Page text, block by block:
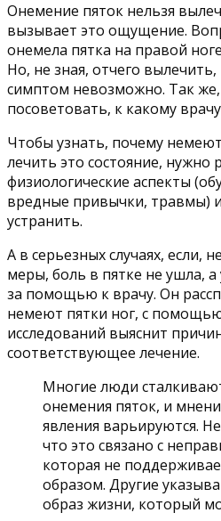
Онемение пяток нельзя
вызывает это ощущение.
онемела пятка на правой
Но, не зная, отчего
симптом невозможно. Так же,
посоветовать, к какому
Чтобы узнать, почему
лечить это состояние,
физиологические аспекты
вредные привычки, травмы)
устранить.
А в серьезных случаях, если,
меры, боль в пятке не ушла, а
за помощью к врачу. Он
немеют пятки ног, с
исследований выяснит
соответствующее лечение.
Многие люди
онемения пяток, и
явления варьируются.
что это связано с
которая не
образом. Другие
образ жизни, который